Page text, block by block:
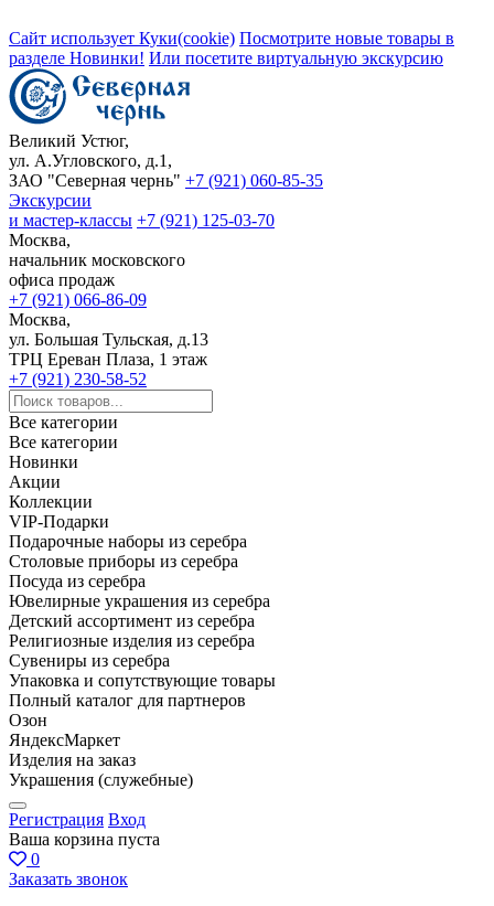
Сайт использует Куки(cookie) Посмотрите новые товары в
разделе Новинки! Или посетите виртуальную экскурсию
Великий Устюг,
ул. А.Угловского, д.1,
ЗАО "Северная чернь" +7 (921) 060-85-35
Экскурсии
и мастер-классы +7 (921) 125-03-70
Москва,
начальник московского
офиса продаж
+7 (921) 066-86-09
Москва,
ул. Большая Тульская, д.13
ТРЦ Ереван Плаза, 1 этаж
+7 (921) 230-58-52
Все категории
Все категории
Новинки
Акции
Коллекции
VIP-Подарки
Подарочные наборы из серебра
Столовые приборы из серебра
Посуда из серебра
Ювелирные украшения из серебра
Детский ассортимент из серебра
Религиозные изделия из серебра
Сувениры из серебра
Упаковка и сопутствующие товары
Полный каталог для партнеров
Озон
ЯндексМаркет
Изделия на заказ
Украшения (служебные)
Регистрация Вход
Ваша корзина пуста
0
Заказать звонок